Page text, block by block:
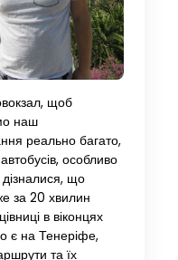
щоб
наш
реально багато,
особливо
що
за 20 хвилин
в віконцях
є на Тенеріфе,
та їх